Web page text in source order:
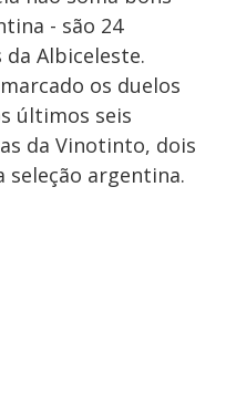
- são 24
Albiceleste.
os duelos
últimos seis
da Vinotinto, dois
argentina.